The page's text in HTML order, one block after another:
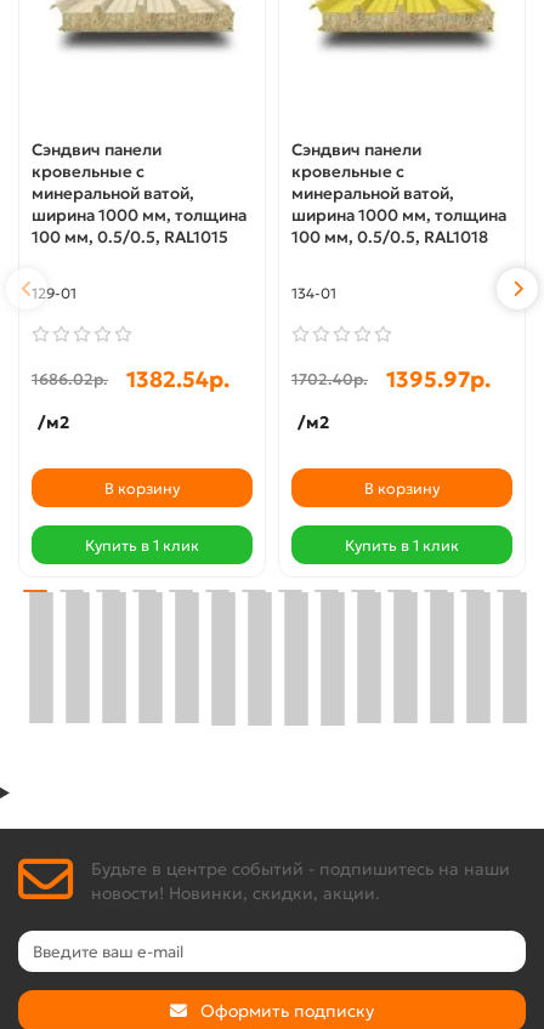
Сэндвич панели
кровельные с
минеральной ватой,
ширина 1000 мм, толщина
100 мм, 0.5/0.5, RAL1015
129-01
1686.02р. 1382.54р.
/м2
В корзину
Купить в 1 клик
Сэндвич панели
кровельные с
минеральной ватой,
ширина 1000 мм, толщина
100 мм, 0.5/0.5, RAL1018
134-01
1702.40р. 1395.97р.
/м2
В корзину
Купить в 1 клик
Будьте в центре событий - подпишитесь на наши
новости! Новинки, скидки, акции.
Оформить подписку